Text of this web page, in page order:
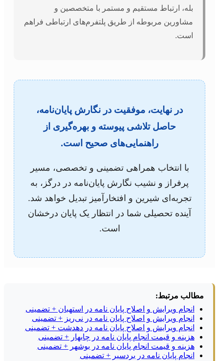
بله، ارتباط مستقیم و مستمر با متخصصین و
مشاورین مربوطه از طریق پلتفرم‌های ارتباطی فراهم
است.
در نهایت، موفقیت در نگارش پایان‌نامه،
حاصل تلاشی پیوسته و بهره‌گیری از
راهنمایی‌های صحیح است.
با انتخاب همراهی تضمینی و تخصصی، مسیر
پرفراز و نشیب نگارش پایان‌نامه در درگز، به
تجربه‌ای شیرین و افتخارآمیز تبدیل خواهد شد.
آینده تحصیلی شما در انتظار یک پایان درخشان
است.
مطالب مرتبط:
انجام ویرایش و اصلاح پایان نامه در استهبان + تضمینی
انجام ویرایش و اصلاح پایان نامه در نی‌ریز + تضمینی
انجام ویرایش و اصلاح پایان نامه در دهدشت + تضمینی
هزینه و قیمت انجام پایان نامه در چابهار + تضمینی
هزینه و قیمت انجام پایان نامه در بوشهر + تضمینی
انجام پایان نامه در بردسیر + تضمینی